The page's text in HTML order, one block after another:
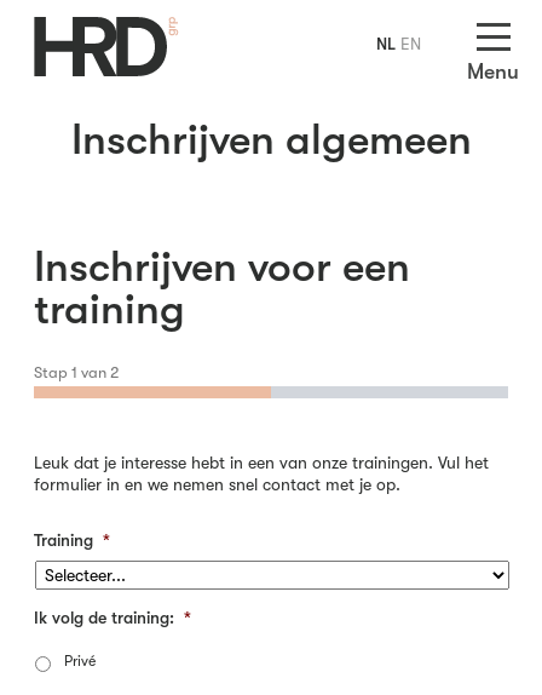
Menu
Inschrijven algemeen
Inschrijven voor een
training
Stap 1 van 2
Leuk dat je interesse hebt in een van onze trainingen. Vul het
formulier in en we nemen snel contact met je op.
Training *
Ik volg de training: *
Privé
NL EN